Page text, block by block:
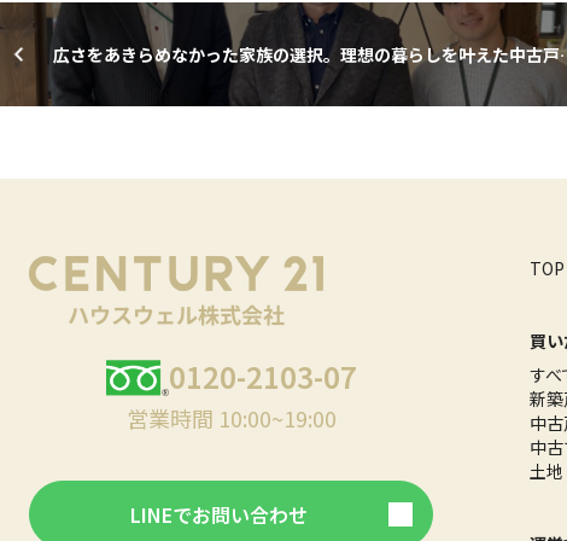
広さをあきらめなかった家族の選択。理想の暮らしを叶えた中古戸
て＋リフォームという選択
0120-2103-07
営業時間 10:00~19:00
LINEでお問い合わせ
TOP
買
すべ
新
中
中
土地